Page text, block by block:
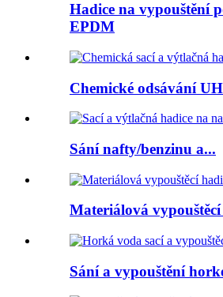
Hadice na vypouštění
EPDM
Chemické odsávání
Sání nafty/benzinu a...
Materiálová vypouštěcí
Sání a vypouštění